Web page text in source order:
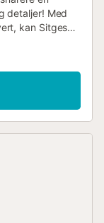
detaljer! Med
kan Sitges
havutsikt
dagen! Så snart
øyet møtt av
Sitges som
tilbyr et stort